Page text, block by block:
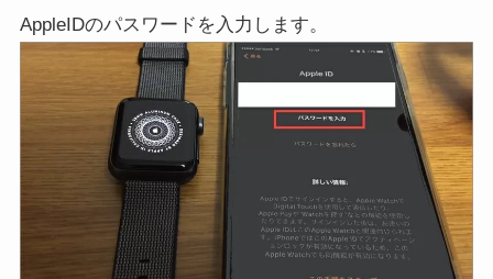
AppleIDのパスワードを入力します。